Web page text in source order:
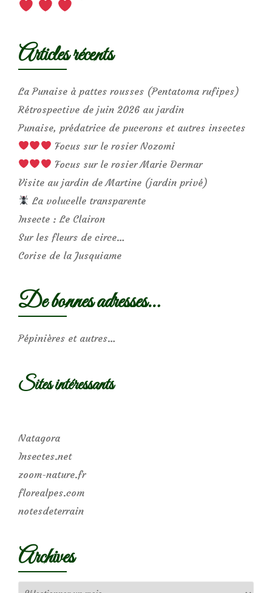
Articles récents
La Punaise à pattes rousses (Pentatoma rufipes)
Rétrospective de juin 2026 au jardin
Punaise, prédatrice de pucerons et autres insectes
Focus sur le rosier Nozomi
Focus sur le rosier Marie Dermar
Visite au jardin de Martine (jardin privé)
La volucelle transparente
Insecte : Le Clairon
Sur les fleurs de circe…
Corise de la Jusquiame
De bonnes adresses…
Pépinières et autres…
Sites intéressants
Natagora
Insectes.net
zoom-nature.fr
florealpes.com
notesdeterrain
Archives